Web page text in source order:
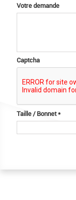
Votre demande
Captcha
Taille / Bonnet*